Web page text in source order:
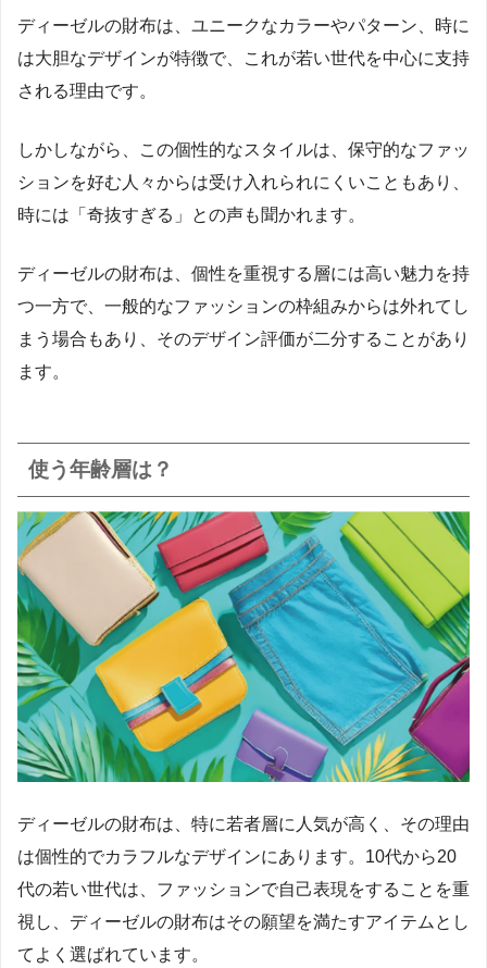
ディーゼルの財布は、ユニークなカラーやパターン、時に
は大胆なデザインが特徴で、これが若い世代を中心に支持
される理由です。
しかしながら、この個性的なスタイルは、保守的なファッ
ションを好む人々からは受け入れられにくいこともあり、
時には「奇抜すぎる」との声も聞かれます。
ディーゼルの財布は、個性を重視する層には高い魅力を持
つ一方で、一般的なファッションの枠組みからは外れてし
まう場合もあり、そのデザイン評価が二分することがあり
ます。
使う年齢層は？
ディーゼルの財布は、特に若者層に人気が高く、その理由
は個性的でカラフルなデザインにあります。10代から20
代の若い世代は、ファッションで自己表現をすることを重
視し、ディーゼルの財布はその願望を満たすアイテムとし
てよく選ばれています。